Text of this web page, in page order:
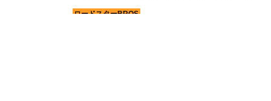
した。これまで10年を区切りに新型が